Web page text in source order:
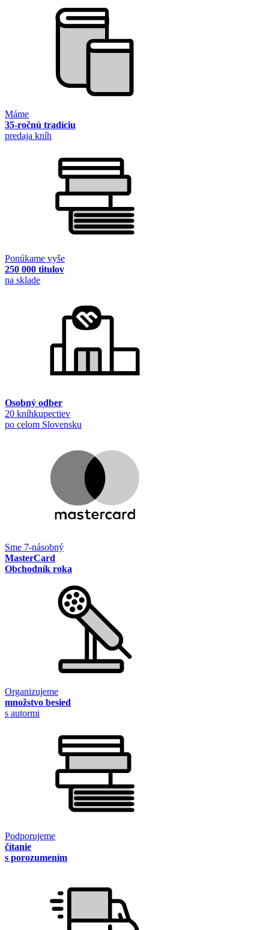
Máme
35-ročnú tradíciu
predaja kníh
Ponúkame vyše
250 000 titulov
na sklade
Osobný odber
20 kníhkupectiev
po celom Slovensku
Sme 7-násobný
MasterCard
Obchodník roka
Organizujeme
množstvo besied
s autormi
Podporujeme
čítanie
s porozumením